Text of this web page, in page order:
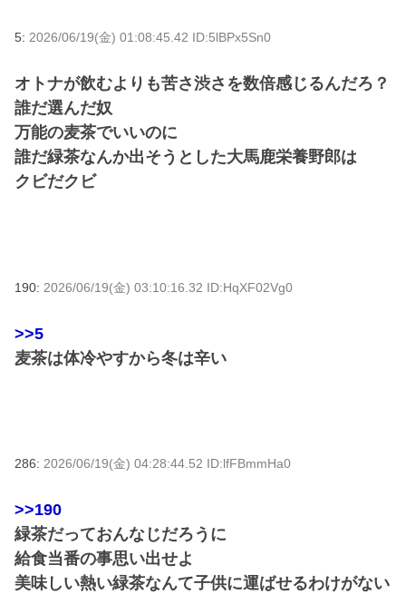
5: 2026/06/19(金) 01:08:45.42 ID:5lBPx5Sn0
オトナが飲むよりも苦さ渋さを数倍感じるんだろ？
誰だ選んだ奴
万能の麦茶でいいのに
誰だ緑茶なんか出そうとした大馬鹿栄養野郎は
クビだクビ
190: 2026/06/19(金) 03:10:16.32 ID:HqXF02Vg0
>>5
麦茶は体冷やすから冬は辛い
286: 2026/06/19(金) 04:28:44.52 ID:lfFBmmHa0
>>190
緑茶だっておんなじだろうに
給食当番の事思い出せよ
美味しい熱い緑茶なんて子供に運ばせるわけがない